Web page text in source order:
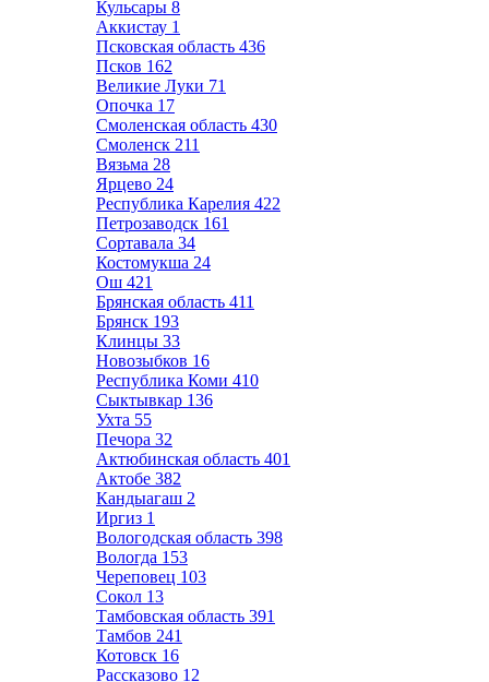
Кульсары 8
Аккистау 1
Псковская область 436
Псков 162
Великие Луки 71
Опочка 17
Смоленская область 430
Смоленск 211
Вязьма 28
Ярцево 24
Республика Карелия 422
Петрозаводск 161
Сортавала 34
Костомукша 24
Ош 421
Брянская область 411
Брянск 193
Клинцы 33
Новозыбков 16
Республика Коми 410
Сыктывкар 136
Ухта 55
Печора 32
Актюбинская область 401
Актобе 382
Кандыагаш 2
Иргиз 1
Вологодская область 398
Вологда 153
Череповец 103
Сокол 13
Тамбовская область 391
Тамбов 241
Котовск 16
Рассказово 12